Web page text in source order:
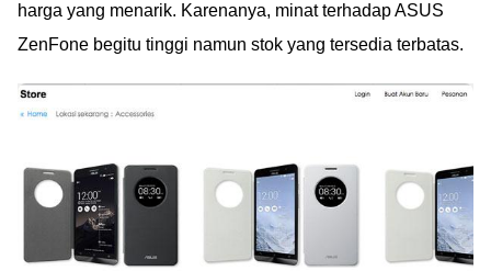
harga yang menarik. Karenanya, minat terhadap ASUS
ZenFone begitu tinggi namun stok yang tersedia terbatas.